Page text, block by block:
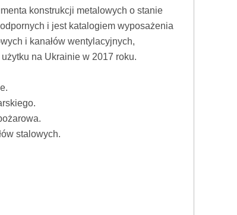
konstrukcji metalowych o stanie
i jest katalogiem wyposażenia
i kanałów wentylacyjnych,
na Ukrainie w 2017 roku.
stalowych.